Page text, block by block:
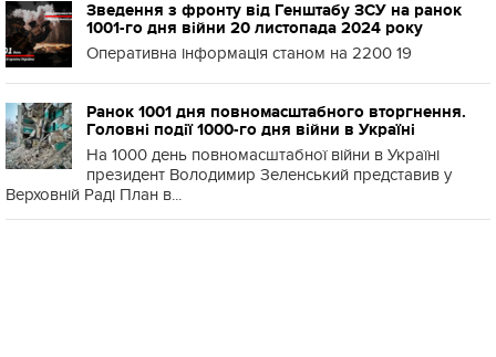
Зведення з фронту від Генштабу ЗСУ на ранок
1001-го дня війни 20 листопада 2024 року
Оперативна інформація станом на 2200 19
Ранок 1001 дня повномасштабного вторгнення.
Головні події 1000-го дня війни в Україні
На 1000 день повномасштабної війни в Україні
президент Володимир Зеленський представив у
Верховній Раді План в...